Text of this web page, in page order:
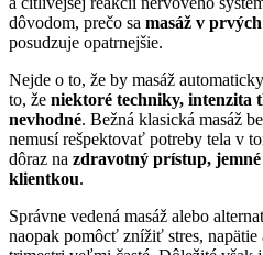
dôvodom, prečo sa masáž v
posudzuje opatrnejšie.
Nejde o to, že by masáž
to, že niektoré techniky, intenzita
nevhodné. Bežná klasická masáž
nemusí rešpektovať potreby tela v
dôraz na zdravotný prístup,
klientkou.
Správne vedená masáž alebo
naopak pomôcť znížiť stres,